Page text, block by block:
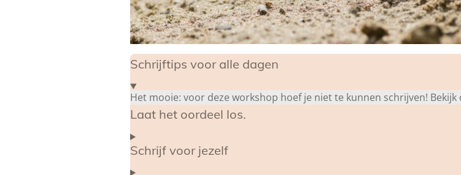
Schrijftips voor alle dagen
Het mooie: voor deze workshop hoef je niet te kunnen schrijven!
Laat het oordeel los.
Schrijf voor jezelf